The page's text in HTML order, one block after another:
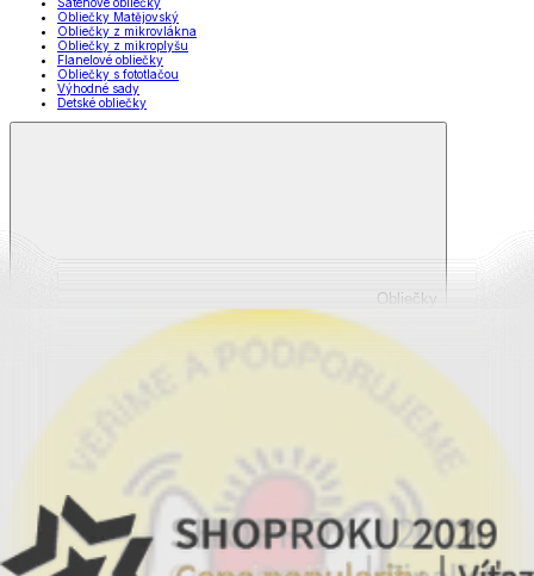
Obliečky Matějovský
Obliečky z mikrovlákna
Obliečky z mikroplyšu
Flanelové obliečky
Obliečky s fototlačou
Výhodné sady
Detské obliečky
Obliečky
Zobraziť všetko
Všetko z Obliečky